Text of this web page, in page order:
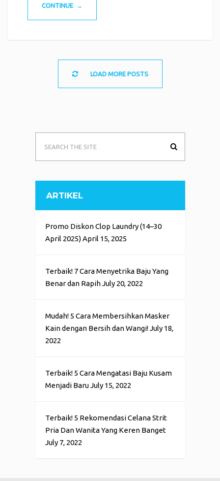
CONTINUE →
LOAD MORE POSTS
ARTIKEL
Promo Diskon Clop Laundry (14–30
April 2025) April 15, 2025
Terbaik! 7 Cara Menyetrika Baju Yang
Benar dan Rapih July 20, 2022
Mudah! 5 Cara Membersihkan Masker
Kain dengan Bersih dan Wangi! July 18,
2022
Terbaik! 5 Cara Mengatasi Baju Kusam
Menjadi Baru July 15, 2022
Terbaik! 5 Rekomendasi Celana Strit
Pria Dan Wanita Yang Keren Banget
July 7, 2022